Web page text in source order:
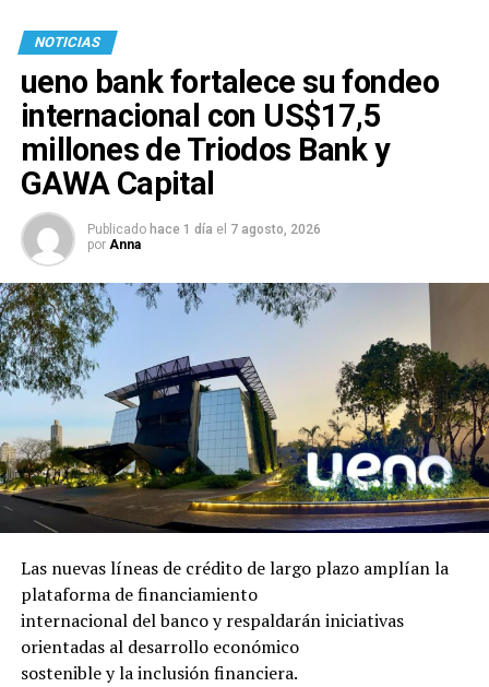
NOTICIAS
ueno bank fortalece su fondeo
internacional con US$17,5
millones de Triodos Bank y
GAWA Capital
Publicado hace 1 día el 7 agosto, 2026
por Anna
Las nuevas líneas de crédito de largo plazo amplían la
plataforma de financiamiento
internacional del banco y respaldarán iniciativas
orientadas al desarrollo económico
sostenible y la inclusión financiera.